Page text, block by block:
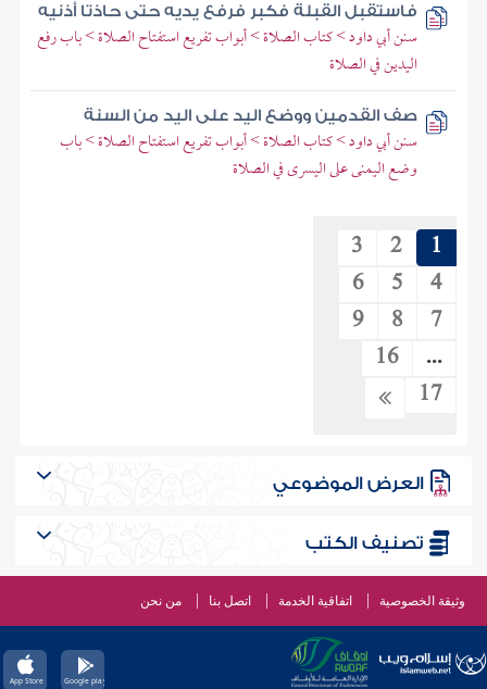
فاستقبل القبلة فكبر فرفع يديه حتى حاذتا أذنيه
سنن أبي داود > كتاب الصلاة > أبواب تفريع استفتاح الصلاة > باب رفع
اليدين في الصلاة
صف القدمين ووضع اليد على اليد من السنة
سنن أبي داود > كتاب الصلاة > أبواب تفريع استفتاح الصلاة > باب
وضع اليمنى على اليسرى في الصلاة
1
2
3
4
5
6
7
8
9
...
16
17
العرض الموضوعي
تصنيف الكتب
وثيقة الخصوصية اتفاقية الخدمة اتصل بنا من نحن